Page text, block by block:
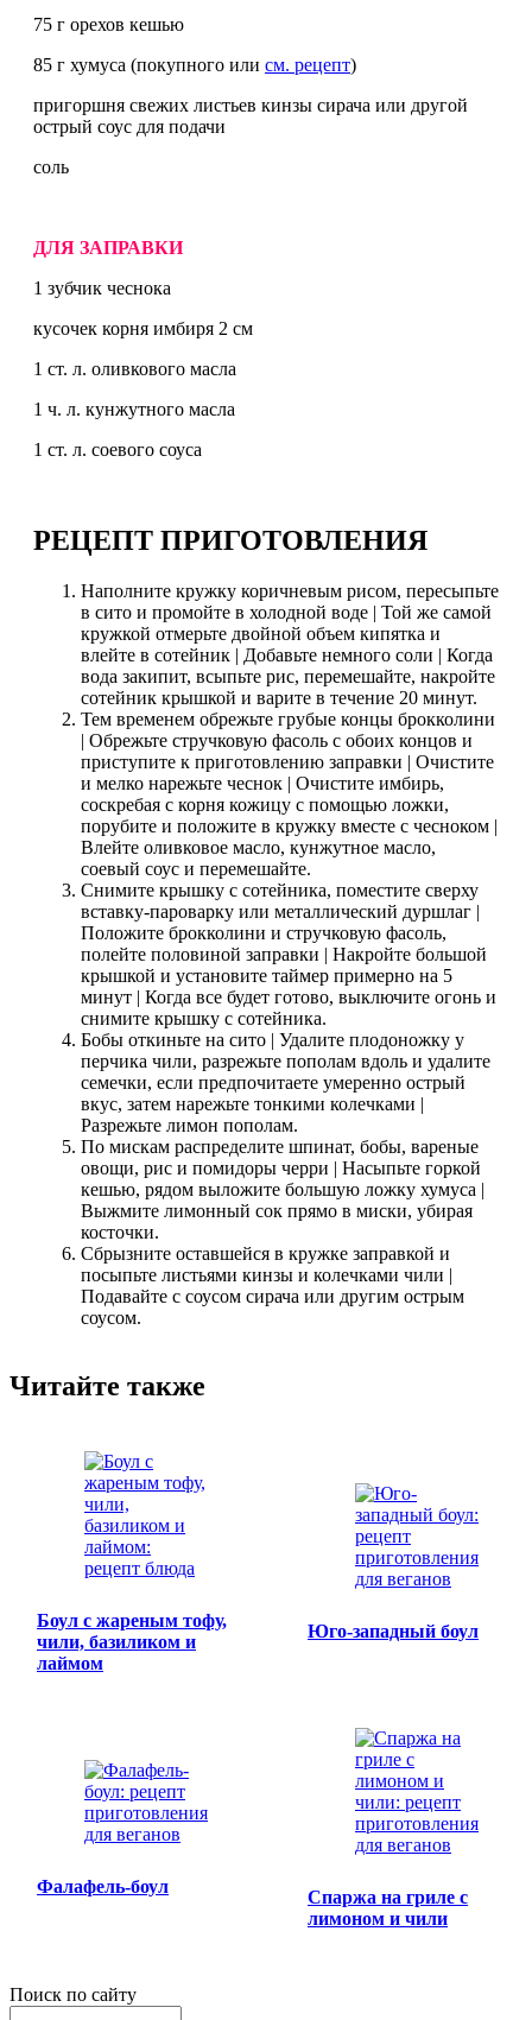
75 г орехов кешью
85 г хумуса (покупного или см. рецепт)
пригоршня свежих листьев кинзы сирача или другой
острый соус для подачи
соль
ДЛЯ ЗАПРАВКИ
1 зубчик чеснока
кусочек корня имбиря 2 см
1 ст. л. оливкового масла
1 ч. л. кунжутного масла
1 ст. л. соевого соуса
РЕЦЕПТ ПРИГОТОВЛЕНИЯ
Наполните кружку коричневым рисом, пересыпьте
в сито и промойте в холодной воде | Той же самой
кружкой отмерьте двойной объем кипятка и
влейте в сотейник | Добавьте немного соли | Когда
вода закипит, всыпьте рис, перемешайте, накройте
сотейник крышкой и варите в течение 20 минут.
Тем временем обрежьте грубые концы брокколини
| Обрежьте стручковую фасоль с обоих концов и
приступите к приготовлению заправки | Очистите
и мелко нарежьте чеснок | Очистите имбирь,
соскребая с корня кожицу с помощью ложки,
порубите и положите в кружку вместе с чесноком |
Влейте оливковое масло, кунжутное масло,
соевый соус и перемешайте.
Снимите крышку с сотейника, поместите сверху
вставку-пароварку или металлический дуршлаг |
Положите брокколини и стручковую фасоль,
полейте половиной заправки | Накройте большой
крышкой и установите таймер примерно на 5
минут | Когда все будет готово, выключите огонь и
снимите крышку с сотейника.
Бобы откиньте на сито | Удалите плодоножку у
перчика чили, разрежьте пополам вдоль и удалите
семечки, если предпочитаете умеренно острый
вкус, затем нарежьте тонкими колечками |
Разрежьте лимон пополам.
По мискам распределите шпинат, бобы, вареные
овощи, рис и помидоры черри | Насыпьте горкой
кешью, рядом выложите большую ложку хумуса |
Выжмите лимонный сок прямо в миски, убирая
косточки.
Сбрызните оставшейся в кружке заправкой и
посыпьте листьями кинзы и колечками чили |
Подавайте с соусом сирача или другим острым
соусом.
Читайте также
Боул с жареным тофу,
чили, базиликом и
лаймом
Юго-западный боул
Фалафель-боул
Спаржа на гриле с
лимоном и чили
Поиск по сайту